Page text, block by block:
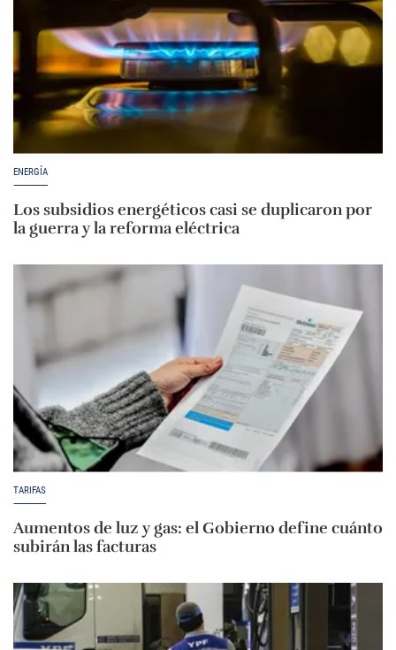
ENERGÍA
Los subsidios energéticos casi se duplicaron por
la guerra y la reforma eléctrica
TARIFAS
Aumentos de luz y gas: el Gobierno define cuánto
subirán las facturas